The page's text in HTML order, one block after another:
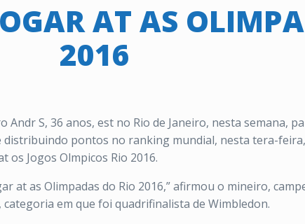
AT AS
2016
S, 36 anos, est no Rio de Janeiro, nesta semana,
pontos no ranking mundial, nesta tera-
os Jogos Olmpicos Rio 2016.
at as Olimpadas do Rio 2016,” afirmou o mineiro,
em que foi quadrifinalista de Wimbledon.